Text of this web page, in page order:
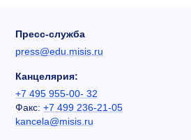
Пресс-служба
press@edu.misis.ru
Канцелярия:
+7 495 955-00- 32
Факс: +7 499 236-21-05
kancela@misis.ru